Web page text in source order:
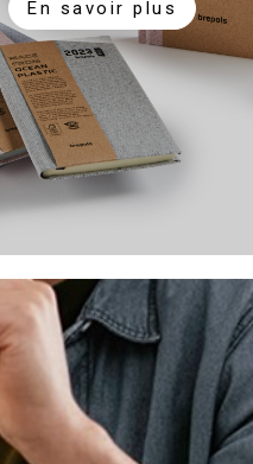
En savoir plus